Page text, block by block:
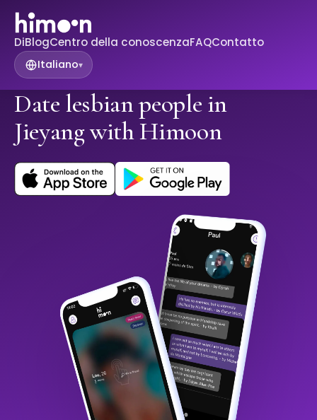
DiBlogCentro della conoscenzaFAQContatto
Italiano▾
Date lesbian people in
Jieyang with Himoon